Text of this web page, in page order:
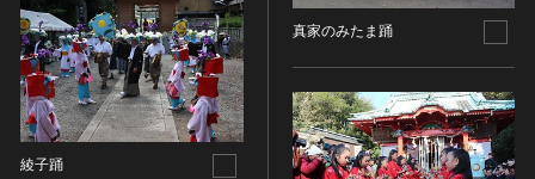
綾子踊
真家のみたま踊
秦 [中国]
漢 [中国]
三国 [中国]
晋 [中国]
五胡十六国 [中国]
その他の美術
写真
デザイン
書
その他
有形文化財(美術工芸品)
無形文化財
民俗文化財(有形民俗文化財)
民俗文化財(無形民俗文化財)
OR UNIDENTIFIABLE（著作権あり-著作権者不明）
NO COPYRIGHT - CONTRACTUAL
RESTRICTIONS（著作権なし-契約による制限あり）
NO COPYRIGHT - NONCOMMERCIAL USE ONLY（著
作権なし-非営利目的のみ利用可）
NO COPYRIGHT - OTHER KNOWN LEGAL